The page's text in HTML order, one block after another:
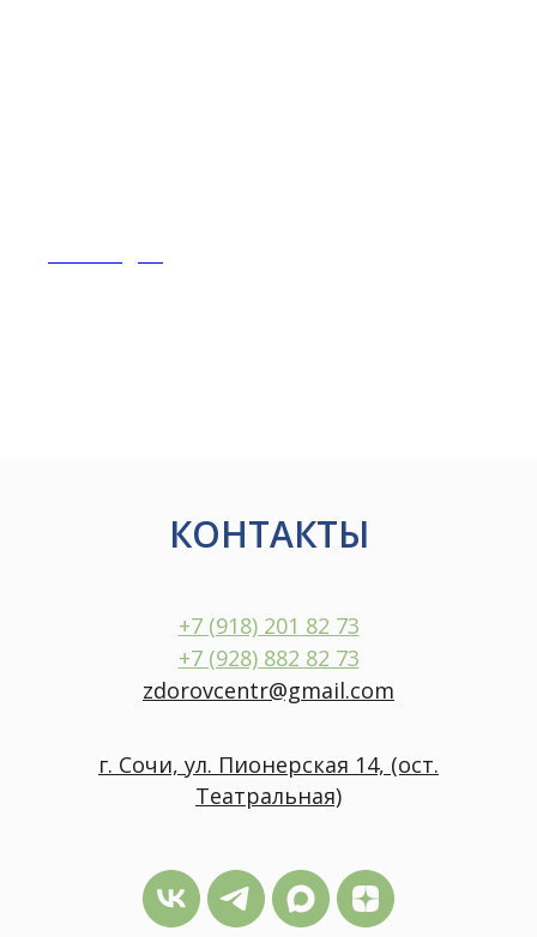
КОНТАКТЫ
+7 (918) 201 82 73
+7 (928) 882 82 73
zdorovcentr@gmail.com
г. Сочи, ул. Пионерская 14, (ост.
Театральная)